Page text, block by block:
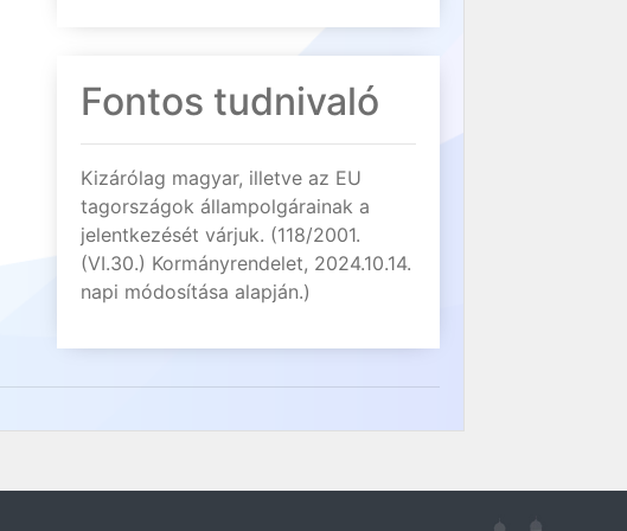
Fontos tudnivaló
Kizárólag magyar, illetve az EU
tagországok állampolgárainak a
jelentkezését várjuk. (118/2001.
(VI.30.) Kormányrendelet, 2024.10.14.
napi módosítása alapján.)